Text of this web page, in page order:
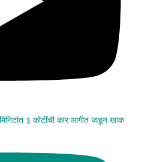
३ कोटींची कार आगीत जळून खाक